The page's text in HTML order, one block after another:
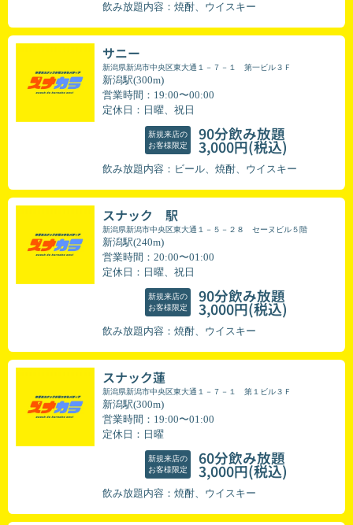
飲み放題内容：焼酎、ウイスキー
サニー
新潟県新潟市中央区東大通１－７－１ 第一ビル３Ｆ
新潟駅(300m)
営業時間：19:00〜00:00
定休日：日曜、祝日
新規来店の
お客様限定
90分飲み放題
3,000円(税込)
飲み放題内容：ビール、焼酎、ウイスキー
スナック 駅
新潟県新潟市中央区東大通１－５－２８ セーヌビル５階
新潟駅(240m)
営業時間：20:00〜01:00
定休日：日曜、祝日
新規来店の
お客様限定
90分飲み放題
3,000円(税込)
飲み放題内容：焼酎、ウイスキー
スナック蓮
新潟県新潟市中央区東大通１－７－１ 第１ビル３Ｆ
新潟駅(300m)
営業時間：19:00〜01:00
定休日：日曜
新規来店の
お客様限定
60分飲み放題
3,000円(税込)
飲み放題内容：焼酎、ウイスキー